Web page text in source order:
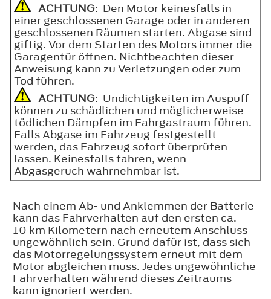
ACHTUNG: Den Motor keinesfalls in
einer geschlossenen Garage oder in anderen
geschlossenen Räumen starten. Abgase sind
giftig. Vor dem Starten des Motors immer die
Garagentür öffnen. Nichtbeachten dieser
Anweisung kann zu Verletzungen oder zum
Tod führen.
ACHTUNG: Undichtigkeiten im Auspuff
können zu schädlichen und möglicherweise
tödlichen Dämpfen im Fahrgastraum führen.
Falls Abgase im Fahrzeug festgestellt
werden, das Fahrzeug sofort überprüfen
lassen. Keinesfalls fahren, wenn
Abgasgeruch wahrnehmbar ist.
Nach einem Ab- und Anklemmen der Batterie
kann das Fahrverhalten auf den ersten ca.
10 km Kilometern nach erneutem Anschluss
ungewöhnlich sein. Grund dafür ist, dass sich
das Motorregelungssystem erneut mit dem
Motor abgleichen muss. Jedes ungewöhnliche
Fahrverhalten während dieses Zeitraums
kann ignoriert werden.